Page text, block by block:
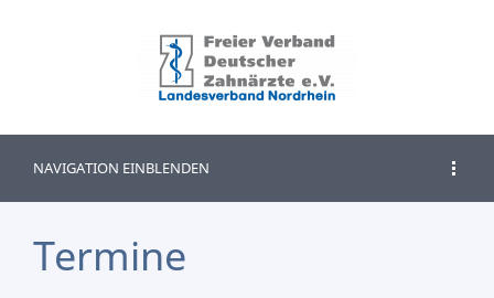
NAVIGATION EINBLENDEN
Termine